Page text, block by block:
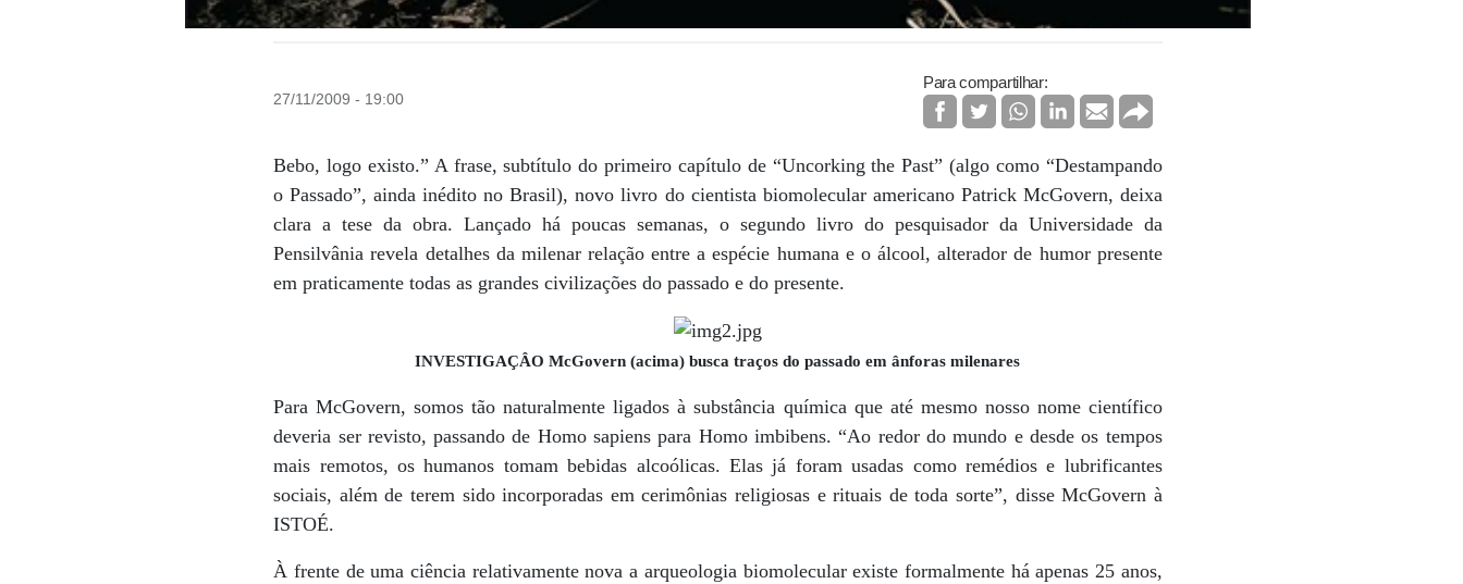
27/11/2009 - 19:00
Para compartilhar:
Bebo, logo existo.” A frase, subtítulo do primeiro capítulo de “Uncorking the Past” (algo como “Destampando
o Passado”, ainda inédito no Brasil), novo livro do cientista biomolecular americano Patrick McGovern, deixa
clara a tese da obra. Lançado há poucas semanas, o segundo livro do pesquisador da Universidade da
Pensilvânia revela detalhes da milenar relação entre a espécie humana e o álcool, alterador de humor presente
em praticamente todas as grandes civilizações do passado e do presente.
INVESTIGAÇÂO McGovern (acima) busca traços do passado em ânforas milenares
Para McGovern, somos tão naturalmente ligados à substância química que até mesmo nosso nome científico
deveria ser revisto, passando de Homo sapiens para Homo imbibens. “Ao redor do mundo e desde os tempos
mais remotos, os humanos tomam bebidas alcoólicas. Elas já foram usadas como remédios e lubrificantes
sociais, além de terem sido incorporadas em cerimônias religiosas e rituais de toda sorte”, disse McGovern à
ISTOÉ.
À frente de uma ciência relativamente nova a arqueologia biomolecular existe formalmente há apenas 25 anos,